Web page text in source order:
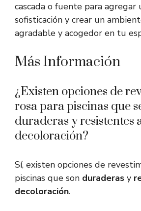
cascada o fuente para
sofisticación y crear un
agradable y acogedor en tu
Más Información
¿Existen opciones de
rosa para piscinas que
duraderas y resistentes
decoloración?
Sí, existen opciones de
piscinas que son duraderas y
decoloración.